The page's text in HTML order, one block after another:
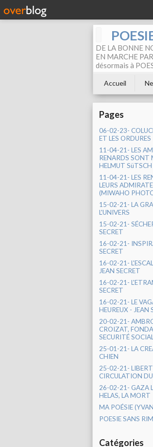
DE LA BONNE
EN MARCHE
désormais à
Accueil
Pages
06-02-23-
ET LES ORDURES
11-04-21- LES
RENARDS SONT
HELMUT SüTSCH
11-04-21- LES
LEURS
(MIWAHO
15-02-21- LA
L'UNIVERS
15-02-21-
SECRET
16-02-21-
SECRET
16-02-21-
JEAN SECRET
16-02-21-
SECRET
16-02-21- LE
HEUREUX - JEAN
20-02-21-
CROIZAT,
SECURITÉ
25-01-21- LA
CHIEN
25-02-21-
CIRCULATION
26-02-21- GAZA
HELAS, LA MORT
MA POÉSIE
POESIE SANS
Catégories